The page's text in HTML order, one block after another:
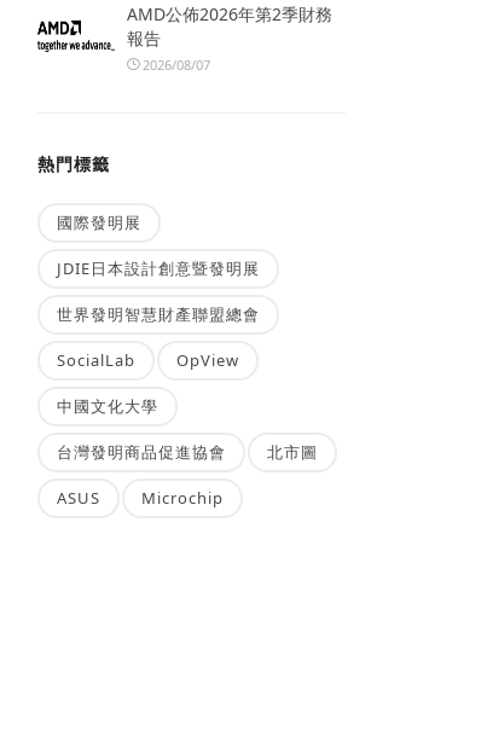
AMD公佈2026年第2季財務
報告
2026/08/07
熱門標籤
國際發明展
JDIE日本設計創意暨發明展
世界發明智慧財產聯盟總會
SocialLab OpView
中國文化大學
台灣發明商品促進協會 北市圖
ASUS Microchip